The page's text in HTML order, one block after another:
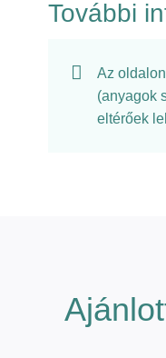
További
Az
(anyagok
eltérőek